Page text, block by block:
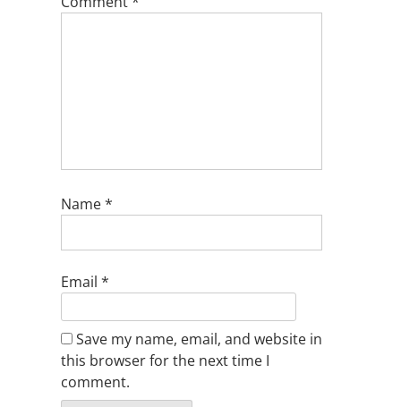
Name*
Email *
Save my name, email, and website in
this browser for the next time I
comment.